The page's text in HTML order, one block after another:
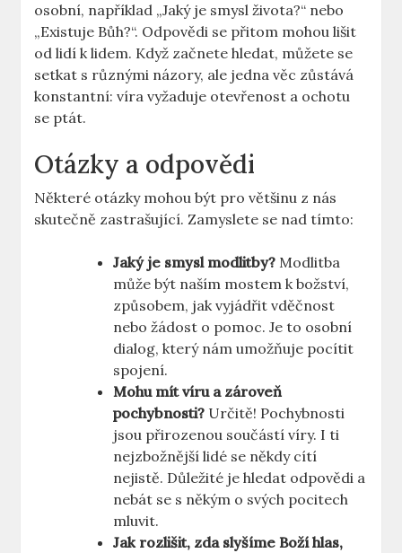
osobní, například „Jaký je smysl života?“ nebo
„Existuje Bůh?“. Odpovědi se přitom mohou lišit
od lidí k lidem. Když začnete hledat, můžete se
setkat s různými názory, ale jedna věc zůstává
konstantní: víra vyžaduje otevřenost a ochotu
se ptát.
Otázky a odpovědi
Některé otázky mohou být pro většinu z nás
skutečně zastrašující. Zamyslete se nad tímto:
Jaký je smysl modlitby? Modlitba
může být naším mostem k božství,
způsobem, jak vyjádřit vděčnost
nebo žádost o pomoc. Je to osobní
dialog, který nám umožňuje pocítit
spojení.
Mohu mít víru a zároveň
pochybnosti? Určitě! Pochybnosti
jsou přirozenou součástí víry. I ti
nejzbožnější lidé se někdy cítí
nejistě. Důležité je hledat odpovědi a
nebát se s někým o svých pocitech
mluvit.
Jak rozlišit, zda slyšíme Boží hlas,